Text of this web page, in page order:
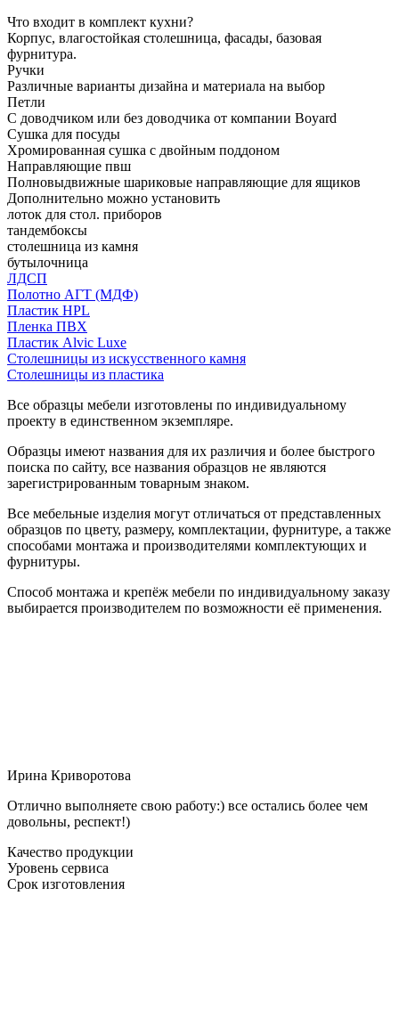
Что входит в комплект кухни?
Корпус, влагостойкая столешница, фасады, базовая
фурнитура.
Ручки
Различные варианты дизайна и материала на выбор
Петли
С доводчиком или без доводчика от компании Boyard
Сушка для посуды
Хромированная сушка с двойным поддоном
Направляющие пвш
Полновыдвижные шариковые направляющие для ящиков
Дополнительно можно установить
лоток для стол. приборов
тандембоксы
столешница из камня
бутылочница
ЛДСП
Полотно АГТ (МДФ)
Пластик HPL
Пленка ПВХ
Пластик Alvic Luxe
Столешницы из искусственного камня
Столешницы из пластика
Все образцы мебели изготовлены по индивидуальному
проекту в единственном экземпляре.
Образцы имеют названия для их различия и более быстрого
поиска по сайту, все названия образцов не являются
зарегистрированным товарным знаком.
Все мебельные изделия могут отличаться от представленных
образцов по цвету, размеру, комплектации, фурнитуре, а также
способами монтажа и производителями комплектующих и
фурнитуры.
Способ монтажа и крепёж мебели по индивидуальному заказу
выбирается производителем по возможности её применения.
Ирина Криворотова
Отлично выполняете свою работу:) все остались более чем
довольны, респект!)
Качество продукции
Уровень сервиса
Срок изготовления